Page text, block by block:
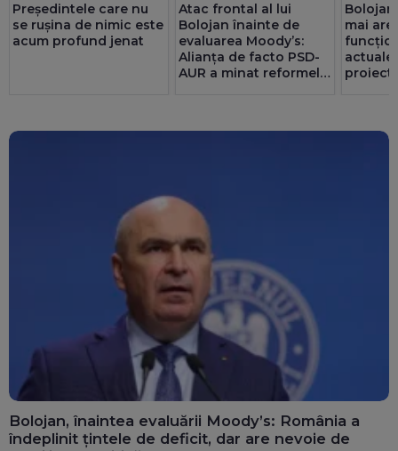
Președintele care nu
se rușina de nimic este
acum profund jenat
Atac frontal al lui
Bolojan înainte de
evaluarea Moody’s:
Alianța de facto PSD-
AUR a minat reformele
mai are
proiect
Bolojan, înaintea evaluării Moody’s: România a
îndeplinit țintele de deficit, dar are nevoie de